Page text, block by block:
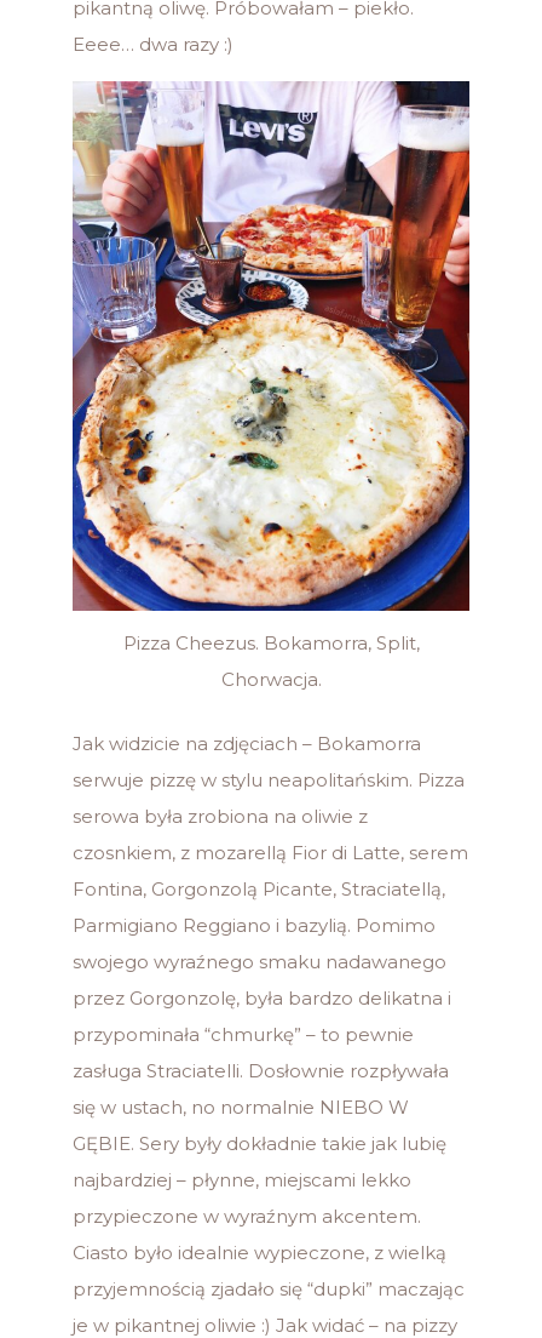
pikantną oliwę. Próbowałam – piekło.
Eeee… dwa razy :)
Pizza Cheezus. Bokamorra, Split,
Chorwacja.
Jak widzicie na zdjęciach – Bokamorra
serwuje pizzę w stylu neapolitańskim. Pizza
serowa była zrobiona na oliwie z
czosnkiem, z mozarellą Fior di Latte, serem
Fontina, Gorgonzolą Picante, Straciatellą,
Parmigiano Reggiano i bazylią. Pomimo
swojego wyraźnego smaku nadawanego
przez Gorgonzolę, była bardzo delikatna i
przypominała “chmurkę” – to pewnie
zasługa Straciatelli. Dosłownie rozpływała
się w ustach, no normalnie NIEBO W
GĘBIE. Sery były dokładnie takie jak lubię
najbardziej – płynne, miejscami lekko
przypieczone w wyraźnym akcentem.
Ciasto było idealnie wypieczone, z wielką
przyjemnością zjadało się “dupki” maczając
je w pikantnej oliwie :) Jak widać – na pizzy